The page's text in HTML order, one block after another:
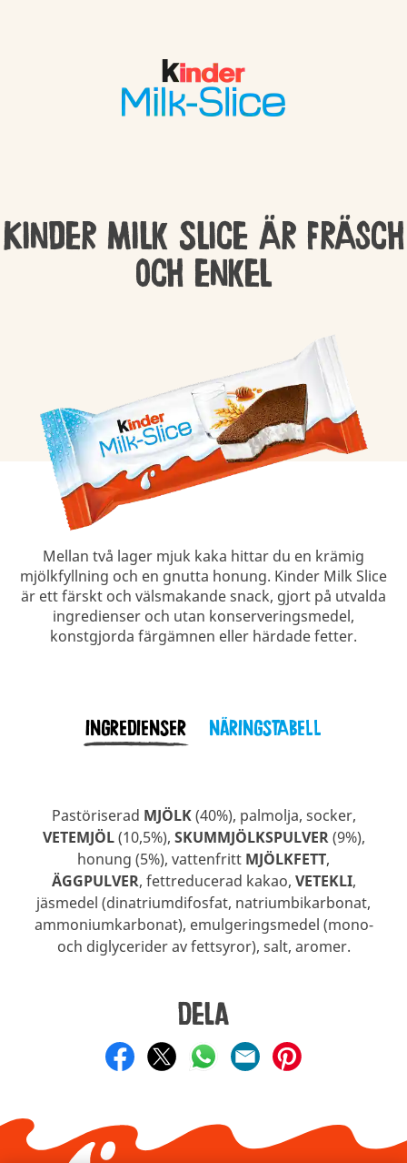
Kinder Milk Slice är fräsch
och enkel
Mellan två lager mjuk kaka hittar du en krämig
mjölkfyllning och en gnutta honung. Kinder Milk Slice
är ett färskt och välsmakande snack, gjort på utvalda
ingredienser och utan konserveringsmedel,
konstgjorda färgämnen eller härdade fetter.
INGREDIENSER NÄRINGSTABELL
Pastöriserad MJÖLK(40%), palmolja, socker,
VETEMJÖL(10,5%), SKUMMJÖLKSPULVER(9%),
honung (5%), vattenfritt MJÖLKFETT,
ÄGGPULVER, fettreducerad kakao, VETEKLI,
jäsmedel (dinatriumdifosfat, natriumbikarbonat,
ammoniumkarbonat), emulgeringsmedel (mono-
och diglycerider av fettsyror), salt, aromer.
Dela